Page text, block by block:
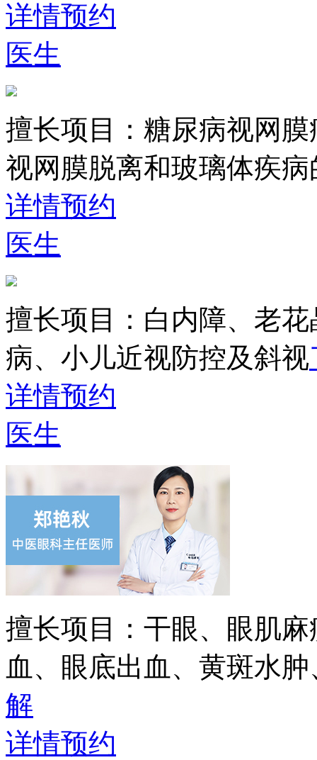
详情预约
医生
擅长项目： 糖尿病视网
视网膜脱离和玻璃体疾
详情预约
医生
擅长项目： 白内障、老
病、小儿近视防控及斜视
详情预约
医生
擅长项目： 干眼、眼肌
血、眼底出血、黄斑水
解
详情预约